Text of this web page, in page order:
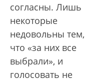
согласны. Лишь
некоторые
недовольны тем,
что «за них все
выбрали», и
голосовать не